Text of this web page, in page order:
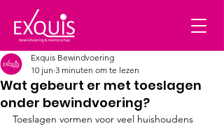
Wat gebeurt er met toeslagen
onder bewindvoering?
Exquis Bewindvoering
10 jun 3 minuten om te lezen
Toeslagen vormen voor veel huishoudens